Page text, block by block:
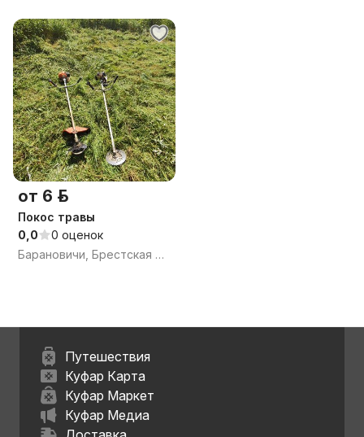
от 6 р.
Покос травы
0,0
0 оценок
Барановичи, Брестская обл.
Путешествия
Куфар Карта
Куфар Маркет
Куфар Медиа